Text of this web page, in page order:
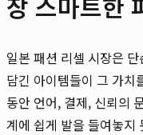
일본 패션 리셀 시장은
담긴 아이템들이 그 가치
동안 언어, 결제, 신뢰의
계에 쉽게 발을 들여놓지